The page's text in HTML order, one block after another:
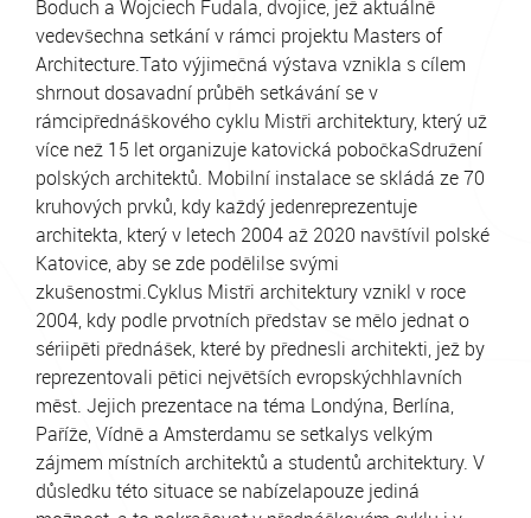
Boduch a Wojciech Fudala, dvojice, jež aktuálně
vedevšechna setkání v rámci projektu Masters of
Architecture.Tato výjimečná výstava vznikla s cílem
shrnout dosavadní průběh setkávání se v
rámcipřednáškového cyklu Mistři architektury, který už
více než 15 let organizuje katovická pobočkaSdružení
polských architektů. Mobilní instalace se skládá ze 70
kruhových prvků, kdy každý jedenreprezentuje
architekta, který v letech 2004 až 2020 navštívil polské
Katovice, aby se zde podělilse svými
zkušenostmi.Cyklus Mistři architektury vznikl v roce
2004, kdy podle prvotních představ se mělo jednat o
sériipěti přednášek, které by přednesli architekti, jež by
reprezentovali pětici největších evropskýchhlavních
měst. Jejich prezentace na téma Londýna, Berlína,
Paříže, Vídně a Amsterdamu se setkalys velkým
zájmem místních architektů a studentů architektury. V
důsledku této situace se nabízelapouze jediná